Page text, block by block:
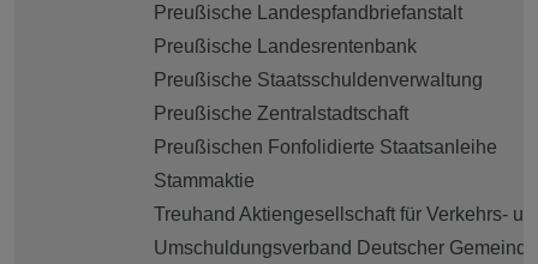
Preußische Landespfandbriefanstalt
Preußische Landesrentenbank
Preußische Staatsschuldenverwaltung
Preußische Zentralstadtschaft
Preußischen Fonfolidierte Staatsanleihe
Stammaktie
Treuhand Aktiengesellschaft für Verkehrs-
Umschuldungsverband Deutscher